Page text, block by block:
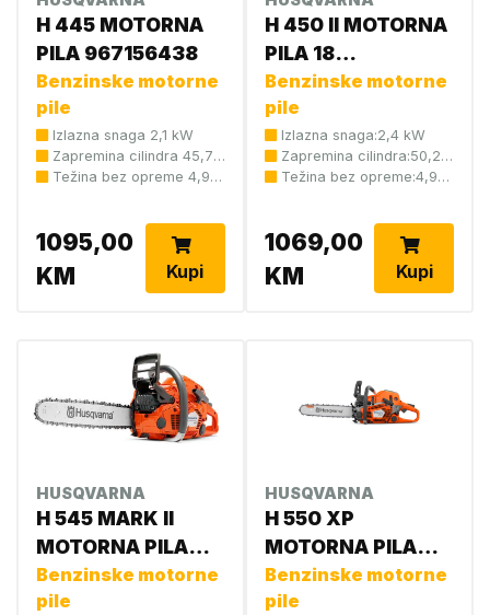
H 445 MOTORNA
PILA 967156438
Benzinske motorne
pile
Izlazna snaga 2,1 kW
Zapremina cilindra 45,7
cm3
Težina bez opreme 4,9
1095,00
KM
Kupi
H 450 II MOTORNA
PILA 18
970559378
Benzinske motorne
pile
Izlazna snaga:2,4 kW
Zapremina cilindra:50,2
cm3
Težina bez opreme:4,9
1069,00
KM
Kupi
HUSQVARNA
H 545 MARK II
MOTORNA PILA
968690635
Benzinske motorne
pile
HUSQVARNA
H 550 XP
MOTORNA PILA
967690835
Benzinske motorne
pile